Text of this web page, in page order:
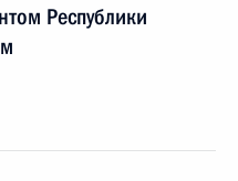
Республики